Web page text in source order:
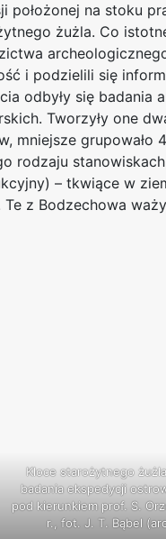
położonej na stoku
żużla. Co
i podzielili się
odbyły się badania
Tworzyły one
mniejsze grupowało
rodzaju
– tkwiące w
Te z Bodzechowa
Kloce starożytnego
badania ekspedycji
pod kierunkiem prof. S.
r., fot. J. T. Bąbel